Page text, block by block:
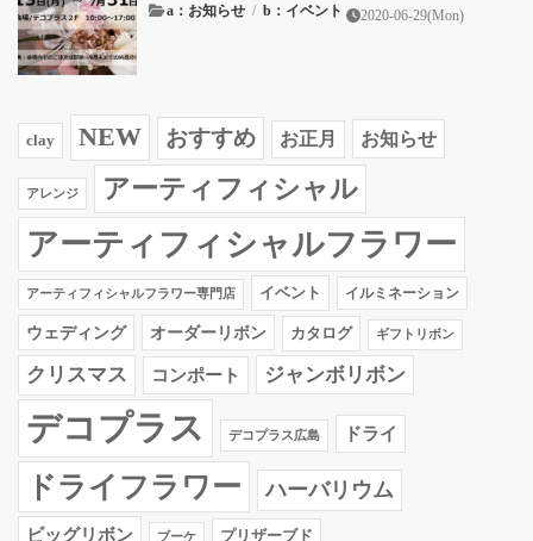
2020-06-29(Mon)
a：お知らせ / b：イベント
clay NEW おすすめ お正月 お知らせ
アレンジ アーティフィシャル
アーティフィシャルフラワー
アーティフィシャルフラワー専門店 イベント イルミネーション
ウェディング オーダーリボン カタログ ギフトリボン
クリスマス コンポート ジャンボリボン
デコプラス デコプラス広島 ドライ
ドライフラワー ハーバリウム
ビッグリボン ブーケ プリザーブド